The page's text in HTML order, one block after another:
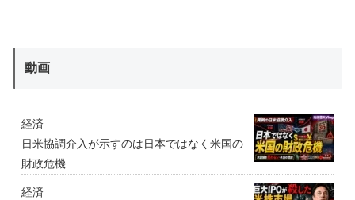
動画
経済
日米協調介入が示すのは日本ではなく米国の
財政危機
経済